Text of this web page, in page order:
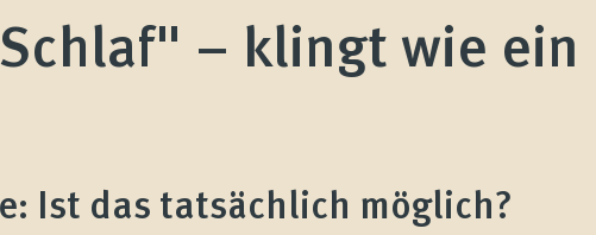
– klingt wie ein
Ist das tatsächlich möglich?